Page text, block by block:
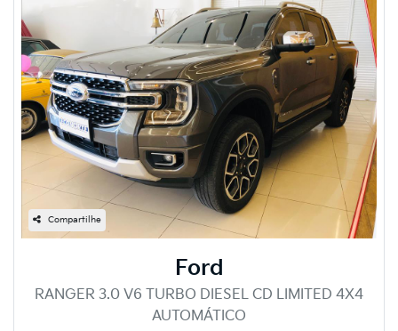
Compartilhe
Ford
RANGER 3.0 V6 TURBO DIESEL CD LIMITED 4X4
AUTOMÁTICO